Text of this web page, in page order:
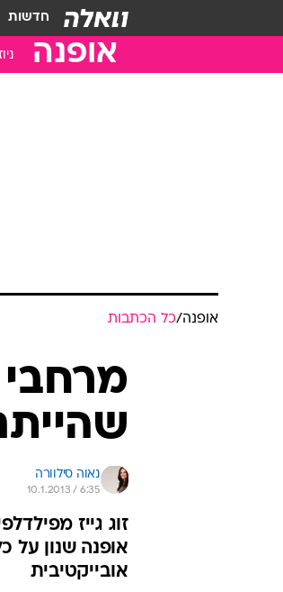
חדשות
אופנה
אופנה/כל הכתבות
נאוה סילוורה
10.1.2013 / 6:35
זוג גייז
אופנה שנון
אובייקטיבית